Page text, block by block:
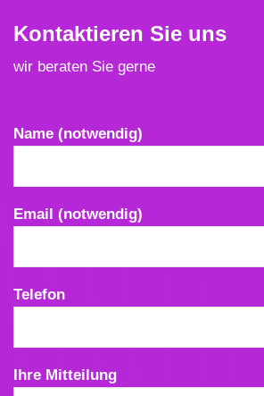
Kontaktieren Sie uns
wir beraten Sie gerne
Bitte lasse dieses Feld leer.
Name (notwendig)
Email (notwendig)
Telefon
Ihre Mitteilung